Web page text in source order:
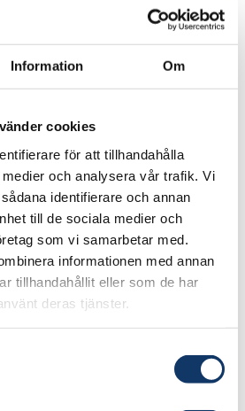
Information Om
cookies
för att tillhandahålla
och analysera vår trafik. Vi
identifierare och annan
till de sociala medier och
som vi samarbetar med.
informationen med annan
tillhandahållit eller som de har
deras tjänster.
Sarosh Ramachandra
webbplats
av erfarenheter från
vid SLU och har haft fokus
näringsinnehåll och
möjlighet att kunna odla
och sallader.